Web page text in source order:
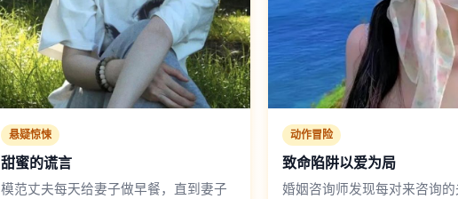
悬疑惊悚
甜蜜的谎言
模范丈夫每天给妻子做早餐，直到妻子
动作冒险
致命陷阱以爱为局
婚姻咨询师发现每对来咨询